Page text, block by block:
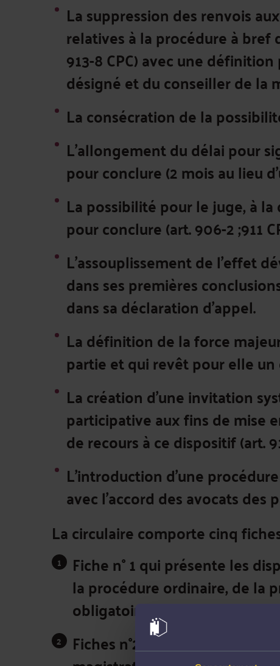
La suppression des renvois
relatives à la procédure à bref
913-8 CPC) avec une
désigné et du conseiller de la
La consécration de la
L'allongement du délai pour
pour conclure (2 mois au lieu
La possibilité pour le juge, à
pour conclure (art. 906-2 ;911
L'assouplissement de l'effet
dans ses premières
dans sa déclaration d'appel.
La définition de la force
partie et qui revêt pour elle un
La création d'une invitation
participative aux fins de mise
de recours à ce dispositif (art.
L'introduction d'une
avec l'accord des avocats des
La circulaire comporte cinq
Fiche n° 1qui présente les
la procédure ordinaire, de la
obligatoire.
Fiches n°2 qui décrit le